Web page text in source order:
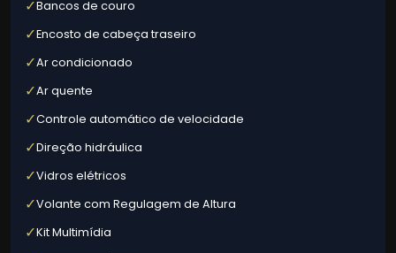
✓Bancos de couro
✓Encosto de cabeça traseiro
✓Ar condicionado
✓Ar quente
✓Controle automático de velocidade
✓Direção hidráulica
✓Vidros elétricos
✓Volante com Regulagem de Altura
✓Kit Multimídia